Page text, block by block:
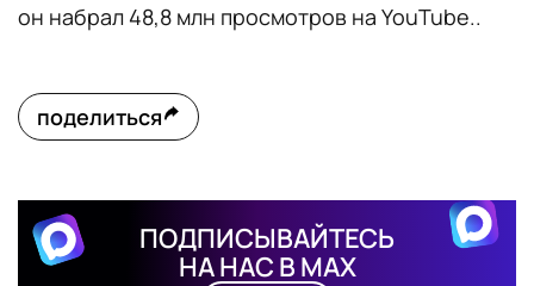
он набрал 48,8 млн просмотров на YouTube..
поделиться
ПОДПИСЫВАЙТЕСЬ
НА НАС В MAX